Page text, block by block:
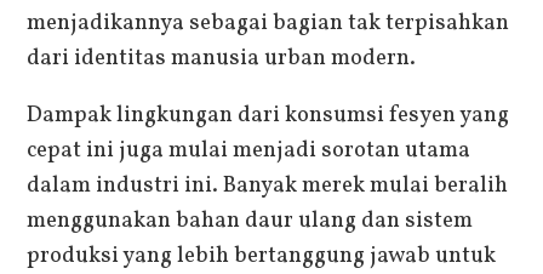
menjadikannya sebagai bagian tak terpisahkan
dari identitas manusia urban modern.
Dampak lingkungan dari konsumsi fesyen yang
cepat ini juga mulai menjadi sorotan utama
dalam industri ini. Banyak merek mulai beralih
menggunakan bahan daur ulang dan sistem
produksi yang lebih bertanggung jawab untuk